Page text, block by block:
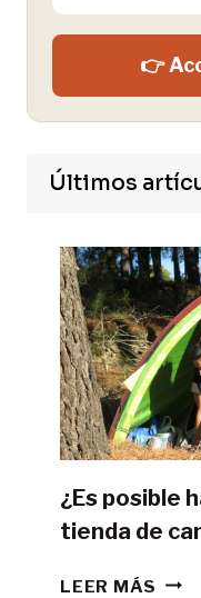
👉
Últimos
¿Es posible
tienda de
LEER MÁS ¿ES